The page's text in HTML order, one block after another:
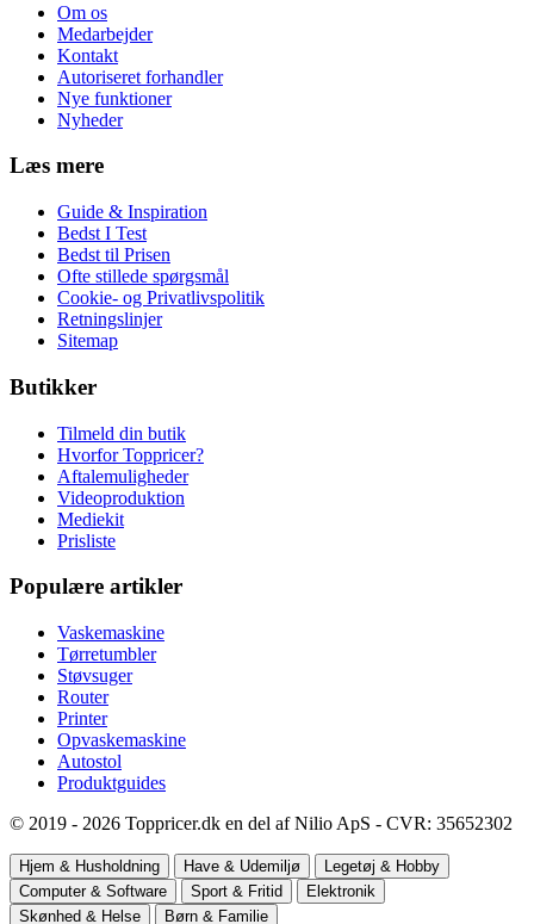
Om os
Medarbejder
Kontakt
Autoriseret forhandler
Nye funktioner
Nyheder
Læs mere
Guide & Inspiration
Bedst I Test
Bedst til Prisen
Ofte stillede spørgsmål
Cookie- og Privatlivspolitik
Retningslinjer
Sitemap
Butikker
Tilmeld din butik
Hvorfor Toppricer?
Aftalemuligheder
Videoproduktion
Mediekit
Prisliste
Populære artikler
Vaskemaskine
Tørretumbler
Støvsuger
Router
Printer
Opvaskemaskine
Autostol
Produktguides
© 2019 - 2026 Toppricer.dk en del af Nilio ApS - CVR: 35652302
Hjem & Husholdning Have & Udemiljø
Legetøj & Hobby
Computer & Software
Sport & Fritid
Elektronik
Skønhed & Helse
Børn & Familie